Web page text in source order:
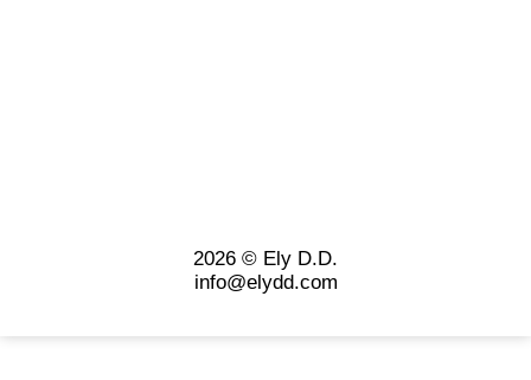
2026 © Ely D.D.
info@elydd.com